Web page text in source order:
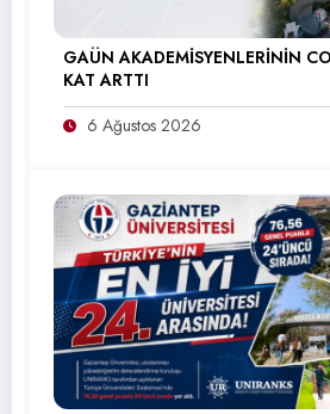
GAÜN AKADEMİSYENLERİNİN
KAT ARTTI
6 Ağustos 2026